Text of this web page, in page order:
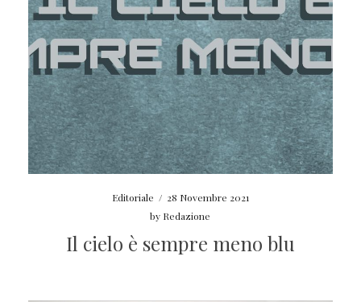
Editoriale / 28 Novembre 2021
by Redazione
Il cielo è sempre meno blu